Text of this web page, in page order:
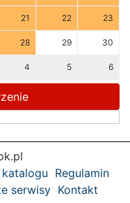
21 22 23
28 29 30
4 5 6
Regulamin
serwisy Kontakt